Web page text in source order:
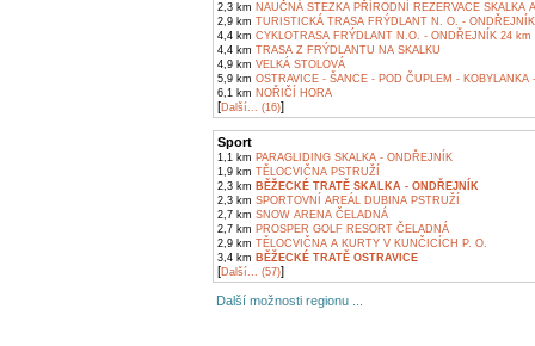
2,3 km NAUČNÁ STEZKA PŘÍRODNÍ REZERVACE SKALKA
2,9 km TURISTICKÁ TRASA FRÝDLANT N. O. - ONDŘEJNÍK
4,4 km CYKLOTRASA FRÝDLANT N.O. - ONDŘEJNÍK 24 km
4,4 km TRASA Z FRÝDLANTU NA SKALKU
4,9 km VELKÁ STOLOVÁ
5,9 km OSTRAVICE - ŠANCE - POD ČUPLEM - KOBYLANKA
6,1 km NOŘIČÍ HORA
[Další... (16)]
Sport
1,1 km PARAGLIDING SKALKA - ONDŘEJNÍK
1,9 km TĚLOCVIČNA PSTRUŽÍ
2,3 km BĚŽECKÉ TRATĚ SKALKA - ONDŘEJNÍK
2,3 km SPORTOVNÍ AREÁL DUBINA PSTRUŽÍ
2,7 km SNOW ARENA ČELADNÁ
2,7 km PROSPER GOLF RESORT ČELADNÁ
2,9 km TĚLOCVIČNA A KURTY V KUNČICÍCH P. O.
3,4 km BĚŽECKÉ TRATĚ OSTRAVICE
[Další... (57)]
Další možnosti regionu ...